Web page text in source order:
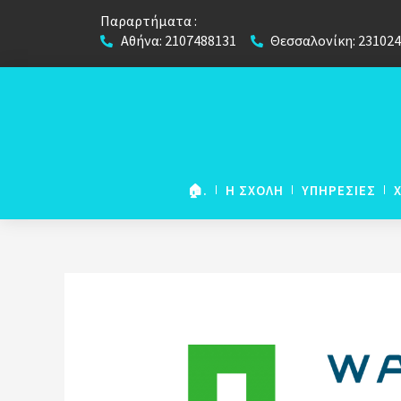
Παραρτήματα :
Αθήνα: 2107488131
Θεσσαλονίκη:
🏠. Η ΣΧΟΛΗ ΥΠΗΡΕΣΙΕΣ
(για μαθήτες Λυκείου)